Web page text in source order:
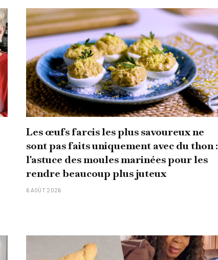
Les œufs farcis les plus savoureux ne
sont pas faits uniquement avec du thon :
l'astuce des moules marinées pour les
rendre beaucoup plus juteux
6 AOÛT 2026